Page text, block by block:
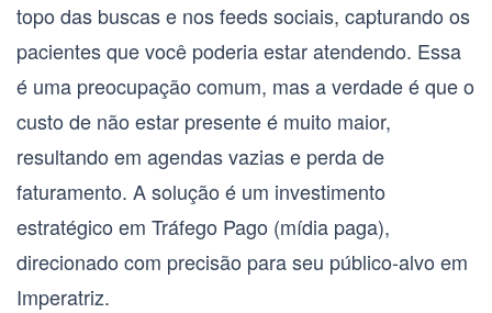
topo das buscas e nos feeds sociais, capturando os
pacientes que você poderia estar atendendo. Essa
é uma preocupação comum, mas a verdade é que o
custo de não estar presente é muito maior,
resultando em agendas vazias e perda de
faturamento. A solução é um investimento
estratégico em Tráfego Pago (mídia paga),
direcionado com precisão para seu público-alvo em
Imperatriz.